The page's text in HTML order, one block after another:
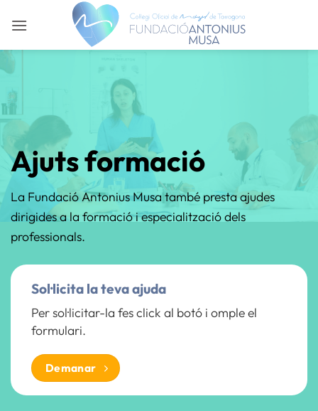
Ajuts formació
La Fundació Antonius Musa també presta ajudes
dirigides a la formació i especialització dels
professionals.
Sol·licita la teva ajuda
Per sol·licitar-la fes click al botó i omple el
formulari.
Demanar